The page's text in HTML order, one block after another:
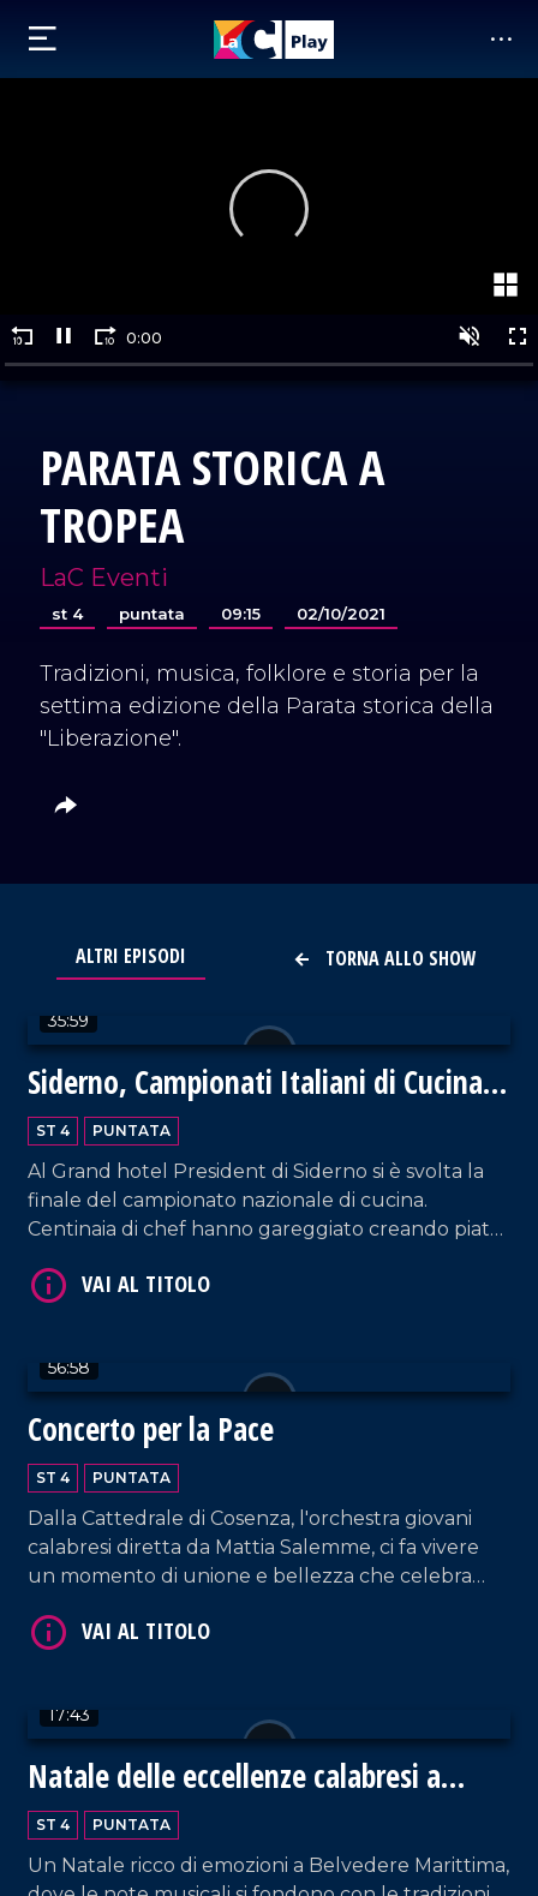
PARATA STORICA A
TROPEA
LaC Eventi
st 4 puntata 09:15 02/10/2021
Tradizioni, musica, folklore e storia per la
settima edizione della Parata storica della
"Liberazione".
TORNA ALLO SHOW
ALTRI EPISODI
35:59
Siderno, Campionati Italiani di Cucina
2024
ST 4 PUNTATA
Al Grand hotel President di Siderno si è svolta la
finale del campionato nazionale di cucina.
Centinaia di chef hanno gareggiato creando piatti
unico, ricco di emozioni e sapori.
VAI AL TITOLO
56:58
Concerto per la Pace
ST 4 PUNTATA
Dalla Cattedrale di Cosenza, l'orchestra giovani
calabresi diretta da Mattia Salemme, ci fa vivere
un momento di unione e bellezza che celebra
17:43
Natale delle eccellenze calabresi a
Belvedere Marittimo
ST 4 PUNTATA
Un Natale ricco di emozioni a Belvedere Marittima,
VAI AL TITOLO
VAI AL TITOLO